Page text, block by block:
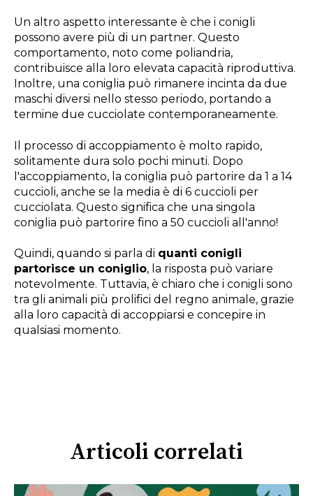
Un altro aspetto interessante è che i conigli
possono avere più di un partner. Questo
comportamento, noto come poliandria,
contribuisce alla loro elevata capacità riproduttiva.
Inoltre, una coniglia può rimanere incinta da due
maschi diversi nello stesso periodo, portando a
termine due cucciolate contemporaneamente.
Il processo di accoppiamento è molto rapido,
solitamente dura solo pochi minuti. Dopo
l'accoppiamento, la coniglia può partorire da 1 a 14
cuccioli, anche se la media è di 6 cuccioli per
cucciolata. Questo significa che una singola
coniglia può partorire fino a 50 cuccioli all'anno!
Quindi, quando si parla di quanti conigli
partorisce un coniglio, la risposta può variare
notevolmente. Tuttavia, è chiaro che i conigli sono
tra gli animali più prolifici del regno animale, grazie
alla loro capacità di accoppiarsi e concepire in
qualsiasi momento.
Articoli correlati